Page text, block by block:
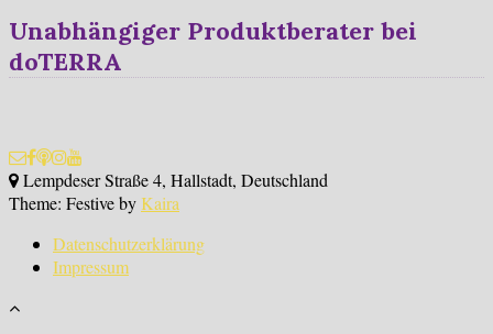
Unabhängiger Produktberater bei
doTERRA
Lempdeser Straße 4, Hallstadt, Deutschland
Theme: Festive byKaira
Datenschutzerklärung
Impressum